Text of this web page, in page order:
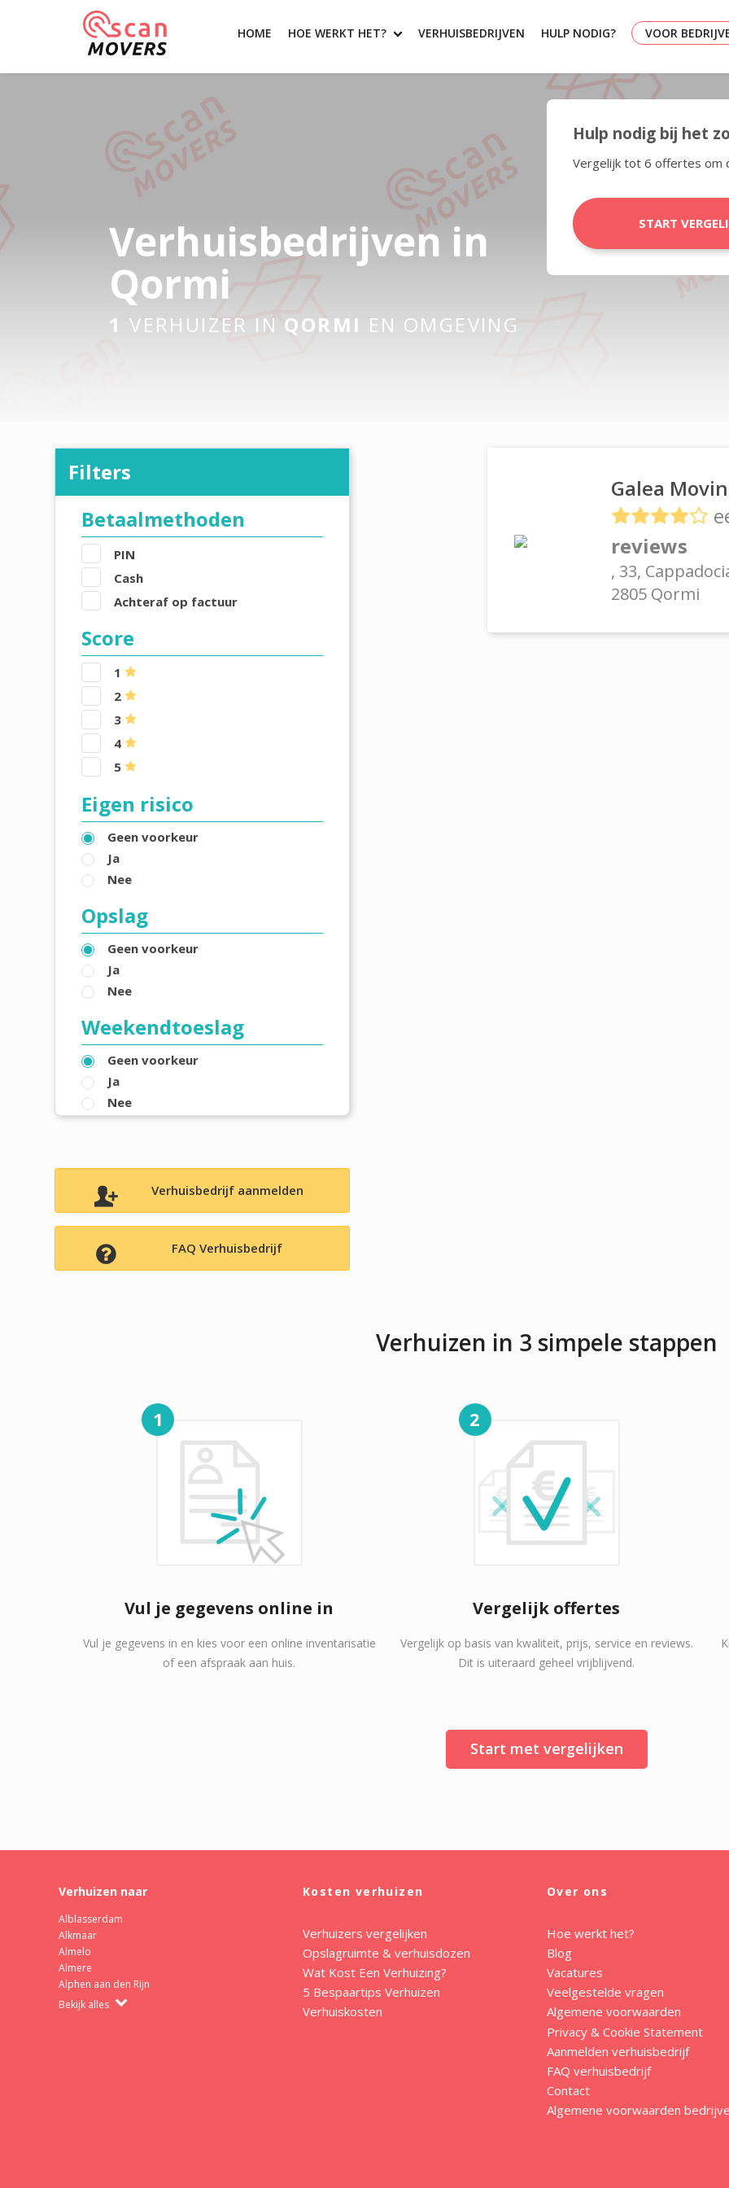
HOME HOE WERKT HET? VERHUISBEDRIJVEN HULP NODIG? VOOR
Verhuisbedrijven in
Qormi
1 VERHUIZER IN QORMI EN OMGEVING
Hulp nodig bij het
Vergelijk tot 6 offertes om
START
Filters
Betaalmethoden
PIN
Cash
Achteraf op factuur
Score
1
2
3
4
5
Eigen risico
Geen voorkeur
Ja
Nee
Opslag
Geen voorkeur
Ja
Nee
Weekendtoeslag
Geen voorkeur
Ja
Nee
Verhuisbedrijf aanmelden
FAQ Verhuisbedrijf
Galea
reviews
, 33,
2805 Qormi
Verhuizen in 3 simpele stappen
1
Vul je gegevens online in
Vul je gegevens in en kies voor een online inventarisatie
of een afspraak aan huis.
2
Vergelijk offertes
Vergelijk op basis van kwaliteit, prijs, service en reviews.
Dit is uiteraard geheel vrijblijvend.
Start met vergelijken
Verhuizen naar
Alblasserdam
Alkmaar
Almelo
Almere
Alphen aan den Rijn
Bekijk alles
Kosten verhuizen
Verhuizers vergelijken
Opslagruimte & verhuisdozen
Wat Kost Een Verhuizing?
5 Bespaartips Verhuizen
Verhuiskosten
Over ons
Hoe werkt het?
Blog
Vacatures
Veelgestelde vragen
Algemene voorwaarden
Privacy & Cookie Statement
Aanmelden verhuisbedrijf
FAQ verhuisbedrijf
Contact
Algemene voorwaarden